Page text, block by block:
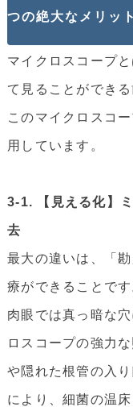
つの絶大なメリット
マイクロスコープ
て見ることができ
このマイクロスコ
用しています。
3-1. 【見える化】
去
最大の違いは、「
療ができることです
肉眼では真っ暗な
ロスコープの強力
や隠れた根管の入
により、細菌の温